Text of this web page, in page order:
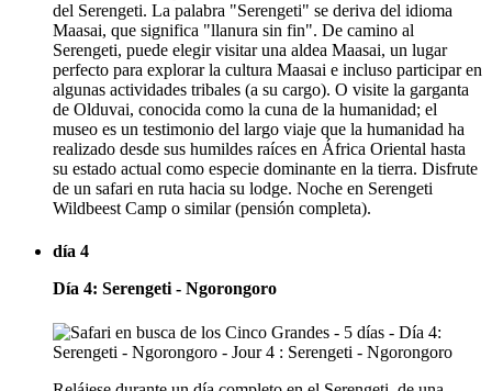
del Serengeti. La palabra "Serengeti" se deriva del idioma
Maasai, que significa "llanura sin fin". De camino al
Serengeti, puede elegir visitar una aldea Maasai, un lugar
perfecto para explorar la cultura Maasai e incluso participar en
algunas actividades tribales (a su cargo). O visite la garganta
de Olduvai, conocida como la cuna de la humanidad; el
museo es un testimonio del largo viaje que la humanidad ha
realizado desde sus humildes raíces en África Oriental hasta
su estado actual como especie dominante en la tierra. Disfrute
de un safari en ruta hacia su lodge. Noche en Serengeti
Wildbeest Camp o similar (pensión completa).
día 4
Día 4: Serengeti - Ngorongoro